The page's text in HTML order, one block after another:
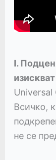
I.
изискват
Universal
Всичко,
не се